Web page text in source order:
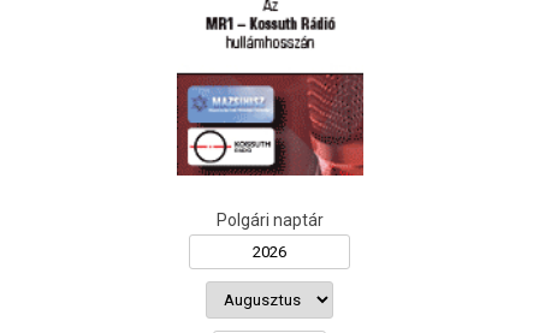
Polgári naptár